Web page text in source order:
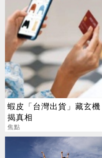
蝦皮「台灣出貨」藏玄
揭真相
焦點